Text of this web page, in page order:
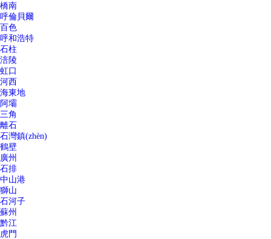
橋南
呼倫貝爾
百色
呼和浩特
石柱
涪陵
虹口
河西
海東地
阿壩
三角
離石
石灣鎮(zhèn)
鶴壁
廣州
石排
中山港
獅山
石河子
蘇州
黔江
虎門